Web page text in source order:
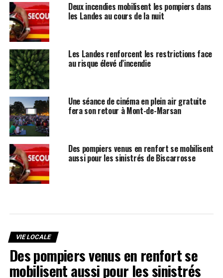
Deux incendies mobilisent les pompiers dans
les Landes au cours de la nuit
Les Landes renforcent les restrictions face
au risque élevé d’incendie
Une séance de cinéma en plein air gratuite
fera son retour à Mont-de-Marsan
Des pompiers venus en renfort se mobilisent
aussi pour les sinistrés de Biscarrosse
VIE LOCALE
Des pompiers venus en renfort se
mobilisent aussi pour les sinistrés